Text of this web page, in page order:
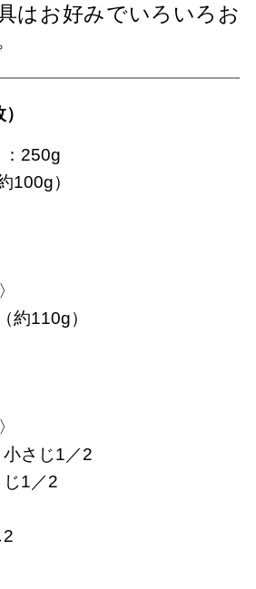
はお好みでいろいろお
：250g
100g）
約110g）
さじ1／2
1／2
2